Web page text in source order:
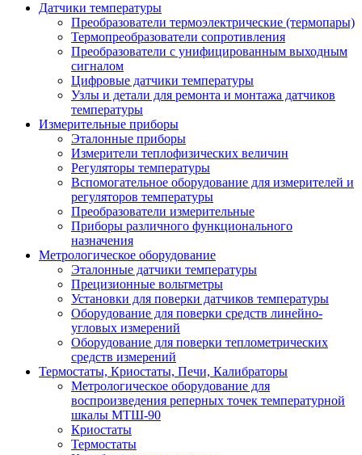
Датчики температуры
Преобразователи термоэлектрические (термопары)
Термопреобразователи сопротивления
Преобразователи с унифицированным выходным
сигналом
Цифровые датчики температуры
Узлы и детали для ремонта и монтажа датчиков
температуры
Измерительные приборы
Эталонные приборы
Измерители теплофизических величин
Регуляторы температуры
Вспомогательное оборудование для измерителей и
регуляторов температуры
Преобразователи измерительные
Приборы различного функционального
назначения
Метрологическое оборудование
Эталонные датчики температуры
Прецизионные вольтметры
Установки для поверки датчиков температуры
Оборудование для поверки средств линейно-
угловых измерений
Оборудование для поверки теплометрических
средств измерений
Термостаты, Криостаты, Печи, Калибраторы
Метрологическое оборудование для
воспроизведения реперных точек температурной
шкалы МТШ-90
Криостаты
Термостаты